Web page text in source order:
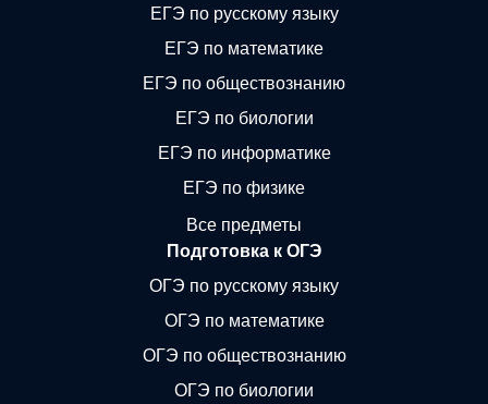
ЕГЭ по русскому языку
ЕГЭ по математике
ЕГЭ по обществознанию
ЕГЭ по биологии
ЕГЭ по информатике
ЕГЭ по физике
Все предметы
Подготовка к ОГЭ
ОГЭ по русскому языку
ОГЭ по математике
ОГЭ по обществознанию
ОГЭ по биологии